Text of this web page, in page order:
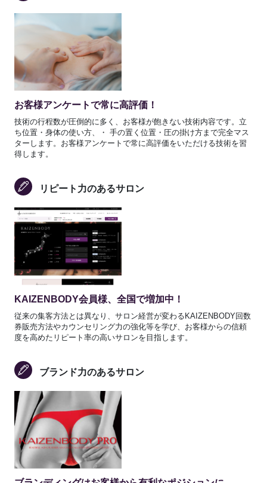
お客様アンケートで常に高評価！
技術の行程数が圧倒的に多く、お客様が飽きない技術内容です。立
ち位置・身体の使い方、・ 手の置く位置・圧の掛け方まで完全マス
ターします。お客様アンケートで常に高評価をいただける技術を習
得します。
リピート力のあるサロン
KAIZENBODY会員様、全国で増加中！
従来の集客方法とは異なり、サロン経営が変わるKAIZENBODY回数
券販売方法やカウンセリング力の強化等を学び、お客様からの信頼
度を高めたリピート率の高いサロンを目指します。
ブランド力のあるサロン